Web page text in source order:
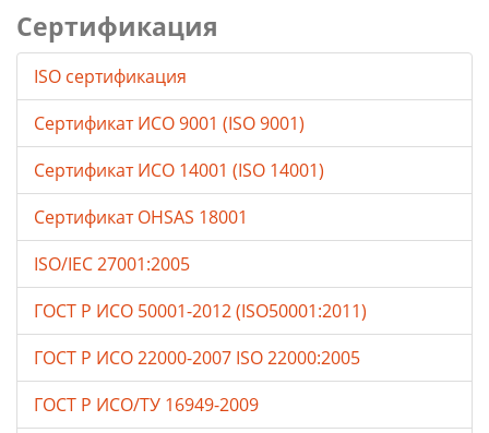
Сертификация
ISO сертификация
Сертификат ИСО 9001 (ISO 9001)
Сертификат ИСО 14001 (ISO 14001)
Сертификат OHSAS 18001
ISO/IEC 27001:2005
ГОСТ Р ИСО 50001-2012 (ISO50001:2011)
ГОСТ Р ИСО 22000-2007 ISO 22000:2005
ГОСТ Р ИСО/ТУ 16949-2009